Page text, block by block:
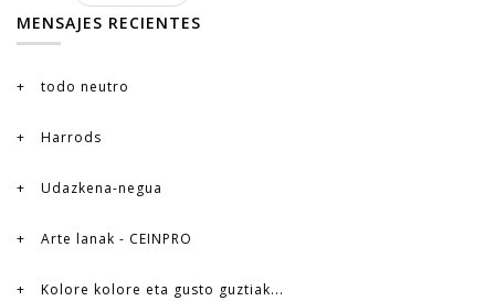
MENSAJES RECIENTES
todo neutro
Harrods
Udazkena-negua
Arte lanak - CEINPRO
Kolore kolore eta gusto guztiak...